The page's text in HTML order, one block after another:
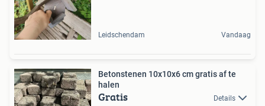
Leidschendam Vandaag
Betonstenen 10x10x6 cm gratis af te
halen
Gratis Details